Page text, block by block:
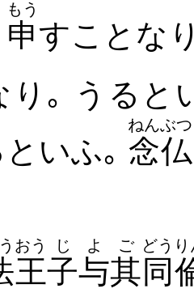
申
もう
すことな
り｡ うると
いふ｡ 念仏
ねんぶつ
王
おう
子
じ
与
よ
其
ご
同
どうり